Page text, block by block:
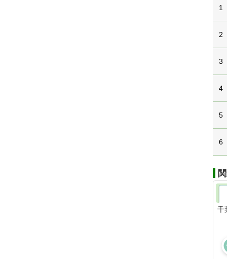
1
2
3
4
5
6
千